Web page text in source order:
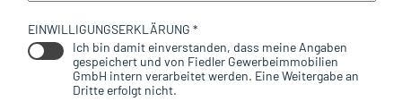
EINWILLIGUNGSERKLÄRUNG *
Ich bin damit einverstanden, dass meine Angaben
gespeichert und von Fiedler Gewerbeimmobilien
GmbH intern verarbeitet werden. Eine Weitergabe an
Dritte erfolgt nicht.